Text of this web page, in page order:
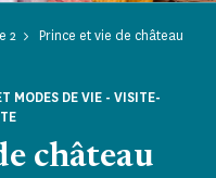
2 Prince et vie de château
château
MODES DE VIE - VISITE-